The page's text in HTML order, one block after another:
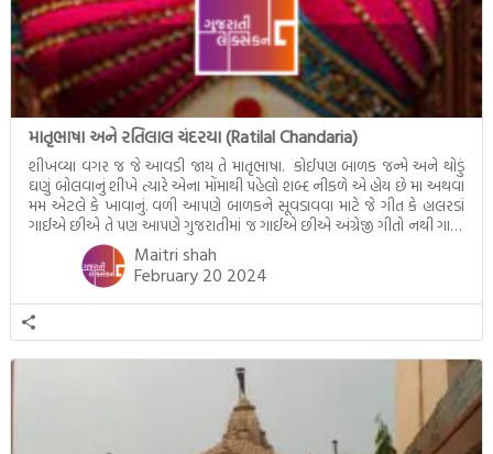
માતૃભાષા અને રતિલાલ ચંદરયા (Ratilal Chandaria)
શીખવ્યા વગર જ જે આવડી જાય તે માતૃભાષા. કોઈપણ બાળક જન્મે અને થોડું
ઘણું બોલવાનું શીખે ત્યારે એના મોંમાથી પહેલો શબ્દ નીકળે એ હોય છે મા અથવા
મમ એટલે કે ખાવાનું. વળી આપણે બાળકને સૂવડાવવા માટે જે ગીત કે હાલરડાં
ગાઈએ છીએ તે પણ આપણે ગુજરાતીમાં જ ગાઈએ છીએ અંગ્રેજી ગીતો નથી ગાતા.
આમ બાળકને […]
Maitri shah
February 20 2024